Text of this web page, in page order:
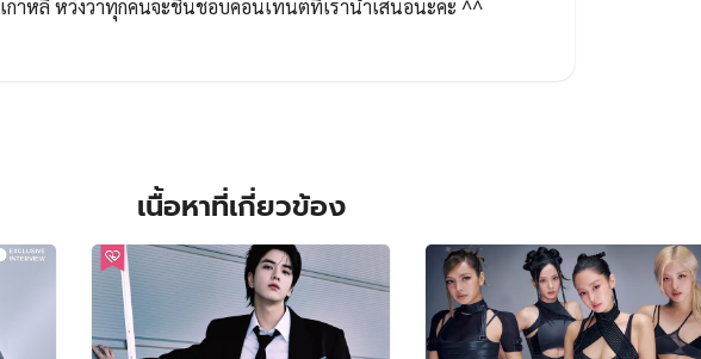
เกาหลี หวังว่าทุกคนจะชื่นชอบคอนเทนต์ที่เรานำเสนอนะคะ ^^
เนื้อหาที่เกี่ยวข้อง